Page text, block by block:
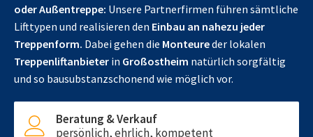
oder Außentreppe: Unsere Partnerfirmen führen sämtliche
Lifttypen und realisieren den Einbau an nahezu jeder
Treppenform. Dabei gehen die Monteureder lokalen
Treppenliftanbieter in Großostheim natürlich sorgfältig
und so bausubstanzschonend wie möglich vor.
Beratung & Verkauf
persönlich, ehrlich, kompetent